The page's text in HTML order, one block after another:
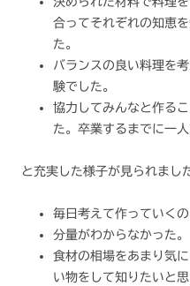
合ってそれぞれの知恵
た。
バランスの良い料理を
験でした。
協力してみんなと作る
た。卒業するまでに一
と充実した様子が見られまし
毎日考えて作っていくの
分量がわからなかった。
食材の相場をあまり気
い物をして知りたいと思